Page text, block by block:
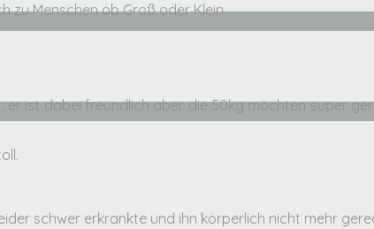
zu Menschen ob Groß oder Klein.
er ist dabei freundlich aber die 50kg möchten super
schwer erkrankte und ihn körperlich nicht mehr